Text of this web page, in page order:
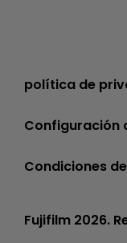
política de
Configuración
Condiciones
Fujifilm 2026.